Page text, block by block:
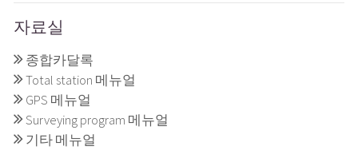
자료실
종합카달록
Total station 메뉴얼
GPS 메뉴얼
Surveying program 메뉴얼
기타 메뉴얼